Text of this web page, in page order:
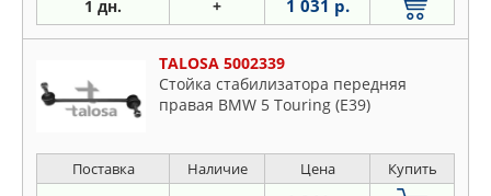
1 дн. + 1 031 р.
TALOSA 5002339
Стойка стабилизатора передняя
правая BMW 5 Touring (E39)
Поставка Наличие Цена Купить